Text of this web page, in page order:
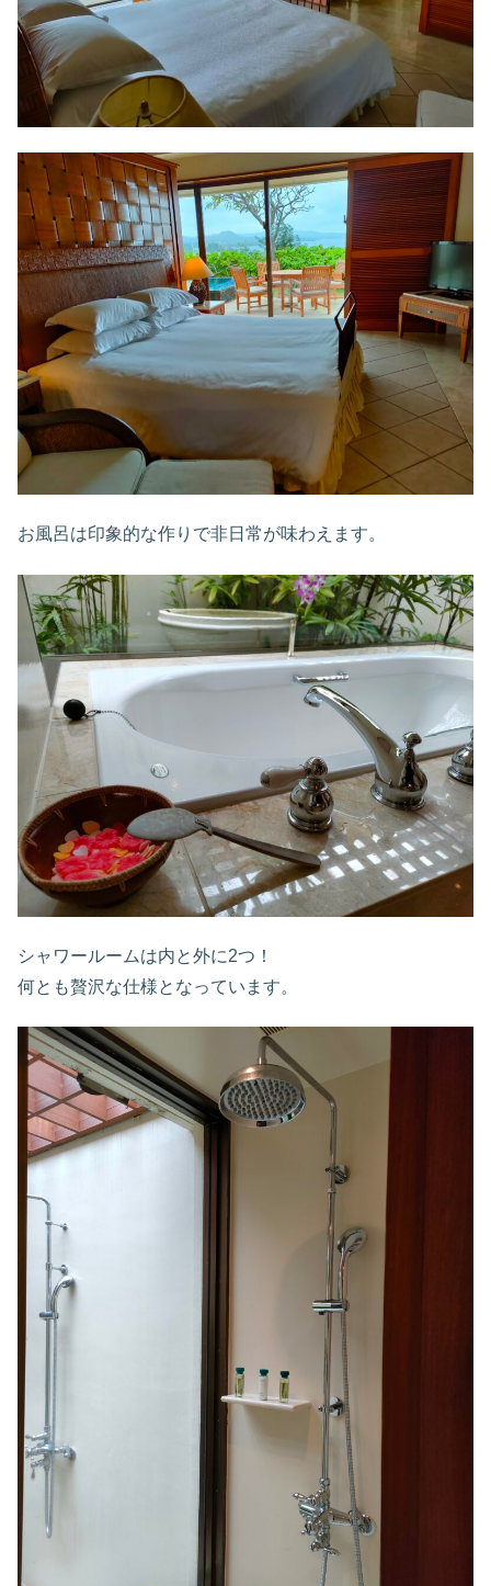
お風呂は印象的な作りで非日常が味わえます。
シャワールームは内と外に2つ！
何とも贅沢な仕様となっています。